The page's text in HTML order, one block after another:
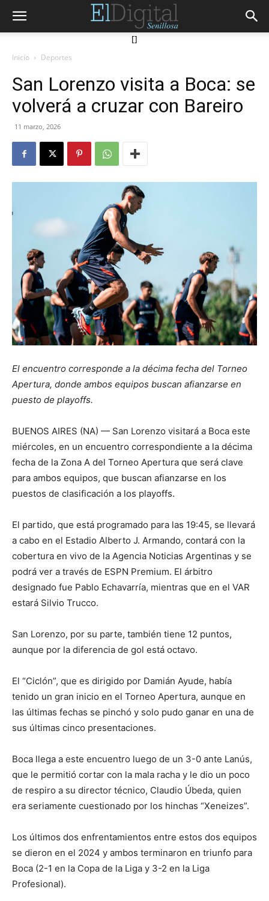
[]
Inicio Deportes
San Lorenzo visita a Boca: se
volverá a cruzar con Bareiro
11 marzo, 2026
El encuentro corresponde a la décima fecha del Torneo
Apertura, donde ambos equipos buscan afianzarse en
puesto de playoffs.
BUENOS AIRES (NA) — San Lorenzo visitará a Boca este
miércoles, en un encuentro correspondiente a la décima
fecha de la Zona A del Torneo Apertura que será clave
para ambos equipos, que buscan afianzarse en los
puestos de clasificación a los playoffs.
El partido, que está programado para las 19:45, se llevará
a cabo en el Estadio Alberto J. Armando, contará con la
cobertura en vivo de la Agencia Noticias Argentinas y se
podrá ver a través de ESPN Premium. El árbitro
designado fue Pablo Echavarría, mientras que en el VAR
estará Silvio Trucco.
San Lorenzo, por su parte, también tiene 12 puntos,
aunque por la diferencia de gol está octavo.
El “Ciclón”, que es dirigido por Damián Ayude, había
tenido un gran inicio en el Torneo Apertura, aunque en
las últimas fechas se pinchó y solo pudo ganar en una de
sus últimas cinco presentaciones.
Boca llega a este encuentro luego de un 3-0 ante Lanús,
que le permitió cortar con la mala racha y le dio un poco
de respiro a su director técnico, Claudio Úbeda, quien
era seriamente cuestionado por los hinchas “Xeneizes”.
Los últimos dos enfrentamientos entre estos dos equipos
se dieron en el 2024 y ambos terminaron en triunfo para
Boca (2-1 en la Copa de la Liga y 3-2 en la Liga
Profesional).